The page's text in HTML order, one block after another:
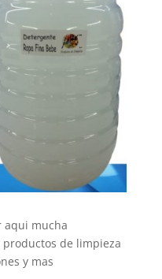
aqui mucha
de limpieza
y mas